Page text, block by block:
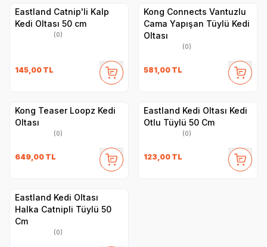
Eastland Catnip'li Kalp
Kedi Oltası 50 cm
(0)
145,00 TL
Kong Connects Vantuzlu
Cama Yapışan Tüylü Kedi
Oltası
(0)
581,00 TL
Kong Teaser Loopz Kedi
Oltası
(0)
649,00 TL
Eastland Kedi Oltası Kedi
Otlu Tüylü 50 Cm
(0)
123,00 TL
Eastland Kedi Oltası
Halka Catnipli Tüylü 50
Cm
(0)